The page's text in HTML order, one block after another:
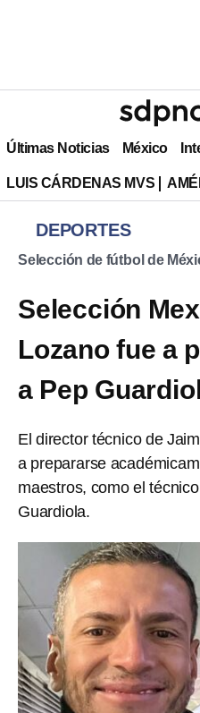
Últimas Noticias México
LUIS CÁRDENAS MVS
DEPORTES
Selección de fútbol de
Selección
Lozano fue a
a Pep
El director técnico de
a prepararse
maestros, como el
Guardiola.